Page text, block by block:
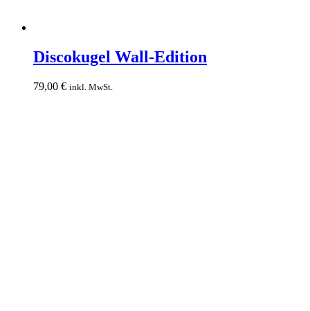
Wall-
Edition
Discokugel Wall-Edition
79,00 € inkl. MwSt.